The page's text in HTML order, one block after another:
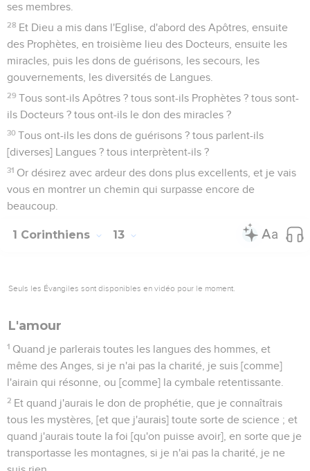
ses membres.
28 Et Dieu a mis dans l'Eglise, d'abord des Apôtres, ensuite
des Prophètes, en troisième lieu des Docteurs, ensuite les
miracles, puis les dons de guérisons, les secours, les
gouvernements, les diversités de Langues.
29 Tous sont-ils Apôtres ? tous sont-ils Prophètes ? tous sont-
ils Docteurs ? tous ont-ils le don des miracles ?
30 Tous ont-ils les dons de guérisons ? tous parlent-ils
[diverses] Langues ? tous interprètent-ils ?
31 Or désirez avec ardeur des dons plus excellents, et je vais
vous en montrer un chemin qui surpasse encore de
beaucoup.
1 Corinthiens 13
Seuls les Évangiles sont disponibles en vidéo pour le moment.
L'amour
1 Quand je parlerais toutes les langues des hommes, et
même des Anges, si je n'ai pas la charité, je suis [comme]
l'airain qui résonne, ou [comme] la cymbale retentissante.
2 Et quand j'aurais le don de prophétie, que je connaîtrais
tous les mystères, [et que j'aurais] toute sorte de science ; et
quand j'aurais toute la foi [qu'on puisse avoir], en sorte que je
transportasse les montagnes, si je n'ai pas la charité, je ne